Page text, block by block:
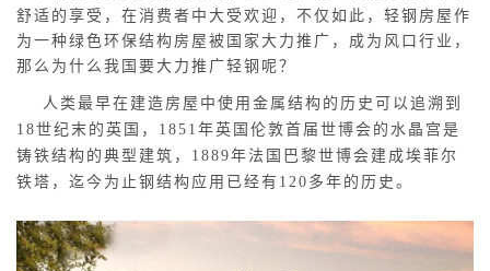
舒适的享受，在消费者中大受欢迎，不仅如此，轻钢房屋作
为一种绿色环保结构房屋被国家大力推广，成为风口行业，
那么为什么 我国 要大力推广轻钢呢？
人类最早在建造房屋中使用金属结构的历史可以追溯到
18世纪末的英国，1851年英国伦敦首届世博会的水晶宫是
铸铁结构的典型建筑，1889年法国巴黎世博会建成埃菲尔
铁塔，迄今为止钢结构应用已经有120多年的历史。